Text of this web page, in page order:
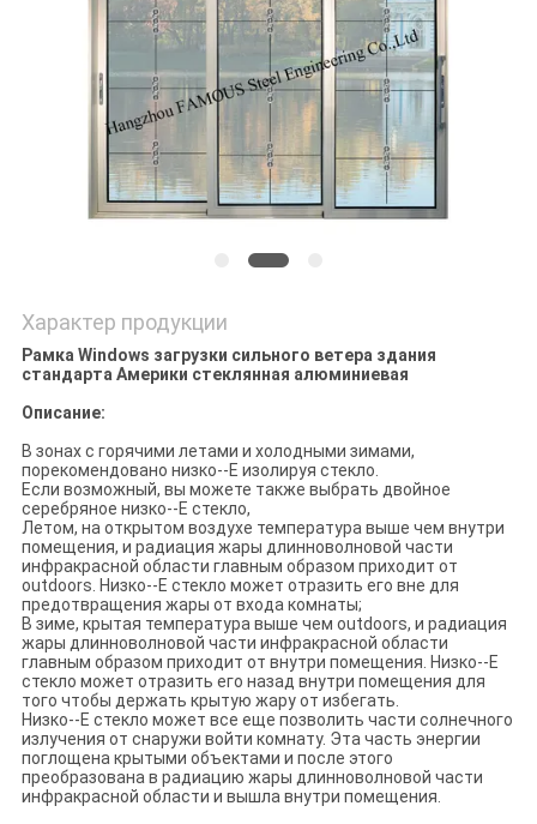
Характер продукции
Рамка Windows загрузки сильного ветера здания
стандарта Америки стеклянная алюминиевая
Описание:
В зонах с горячими летами и холодными зимами,
порекомендовано низко--E изолируя стекло.
Если возможный, вы можете также выбрать двойное
серебряное низко--E стекло,
Летом, на открытом воздухе температура выше чем внутри
помещения, и радиация жары длинноволновой части
инфракрасной области главным образом приходит от
outdoors. Низко--E стекло может отразить его вне для
предотвращения жары от входа комнаты;
В зиме, крытая температура выше чем outdoors, и радиация
жары длинноволновой части инфракрасной области
главным образом приходит от внутри помещения. Низко--E
стекло может отразить его назад внутри помещения для
того чтобы держать крытую жару от избегать.
Низко--E стекло может все еще позволить части солнечного
излучения от снаружи войти комнату. Эта часть энергии
поглощена крытыми объектами и после этого
преобразована в радиацию жары длинноволновой части
инфракрасной области и вышла внутри помещения.